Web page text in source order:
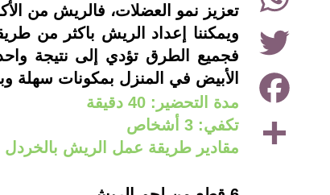
Share
Facebook
Twitter
تعزيز نمو العضلات، فالريش من
ويمكننا إعداد الريش باكثر من
الأبيض في المنزل بمكونات سهلة
مدة التحضير: 40 دقيقة
تكفي: 3 أشخاص
مقادير طريقة عمل الريش بالخردل